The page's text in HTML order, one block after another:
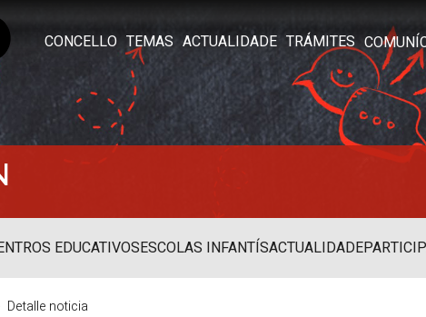
CONCELLO TEMAS ACTUALIDADE TRÁMITES
EDUCATIVOSESCOLAS INFANTÍSACTUALIDADE
Detalle noticia